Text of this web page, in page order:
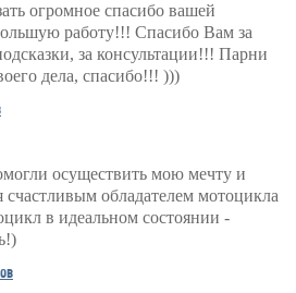
огромное спасибо вашей
работу!!! Спасибо Вам за
за консультации!!! Парни
дела, спасибо!!! )))
осуществить мою мечту и
счастливым обладателем мотоцикла
в идеальном состоянии -